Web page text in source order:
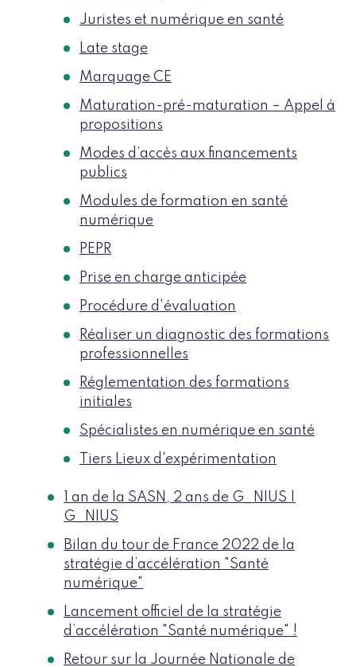
Juristes et numérique en santé
Late stage
Marquage CE
Maturation-pré-maturation – Appel à
propositions
Modes d’accès aux financements
publics
Modules de formation en santé
numérique
PEPR
Prise en charge anticipée
Procédure d'évaluation
Réaliser un diagnostic des formations
professionnelles
Réglementation des formations
initiales
Spécialistes en numérique en santé
Tiers Lieux d'expérimentation
1 an de la SASN, 2 ans de G_NIUS |
G_NIUS
Bilan du tour de France 2022 de la
stratégie d’accélération "Santé
numérique"
Lancement officiel de la stratégie
d’accélération "Santé numérique" !
Retour sur la Journée Nationale de